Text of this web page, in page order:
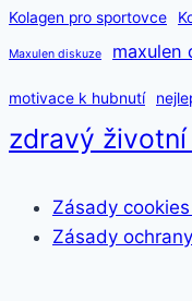
Kolagen pro sportovce
Maxulen diskuze maxulen
motivace k hubnutí
zdravý
Zásady cookies
Zásady